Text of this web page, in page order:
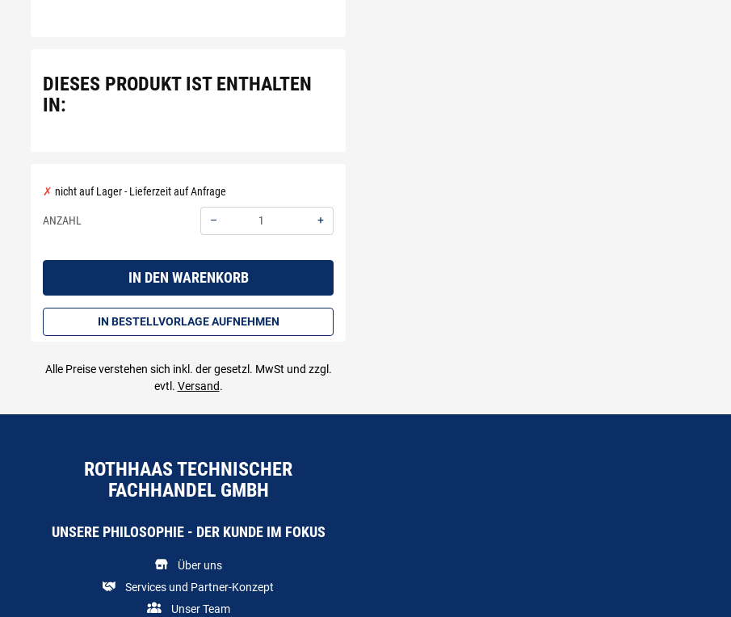
DIESES PRODUKT IST ENTHALTEN
IN:
nicht auf Lager - Lieferzeit auf Anfrage
ANZAHL –
+
IN DEN WARENKORB
IN BESTELLVORLAGE AUFNEHMEN
Alle Preise verstehen sich inkl. der gesetzl. MwSt und zzgl.
evtl. Versand.
ROTHHAAS TECHNISCHER
FACHHANDEL GMBH
UNSERE PHILOSOPHIE - DER KUNDE IM FOKUS
Über uns
Services und Partner-Konzept
Unser Team